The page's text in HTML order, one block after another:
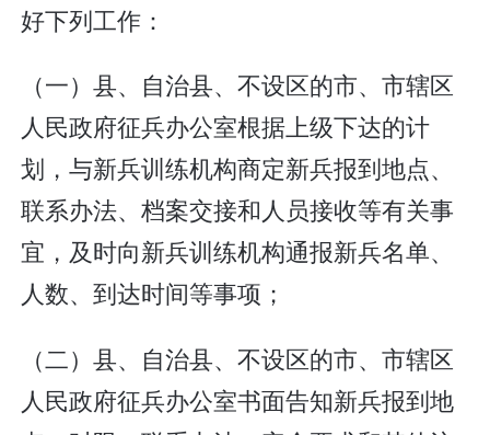
好下列工作：
（一）县、自治县、不设区的市、市辖区
人民政府征兵办公室根据上级下达的计
划，与新兵训练机构商定新兵报到地点、
联系办法、档案交接和人员接收等有关事
宜，及时向新兵训练机构通报新兵名单、
人数、到达时间等事项；
（二）县、自治县、不设区的市、市辖区
人民政府征兵办公室书面告知新兵报到地